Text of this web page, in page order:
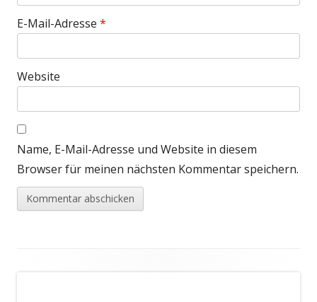
E-Mail-Adresse *
Website
Name, E-Mail-Adresse und Website in diesem
Browser für meinen nächsten Kommentar speichern.